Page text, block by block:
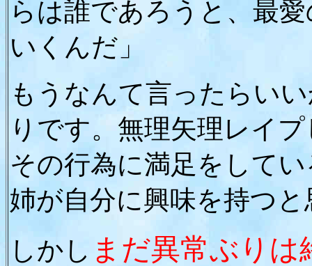
らは誰であろうと、最
いくんだ」
もうなんて言ったらい
りです。無理矢理レイ
その行為に満足をして
姉が自分に興味を持つ
しかし まだ異常ぶり